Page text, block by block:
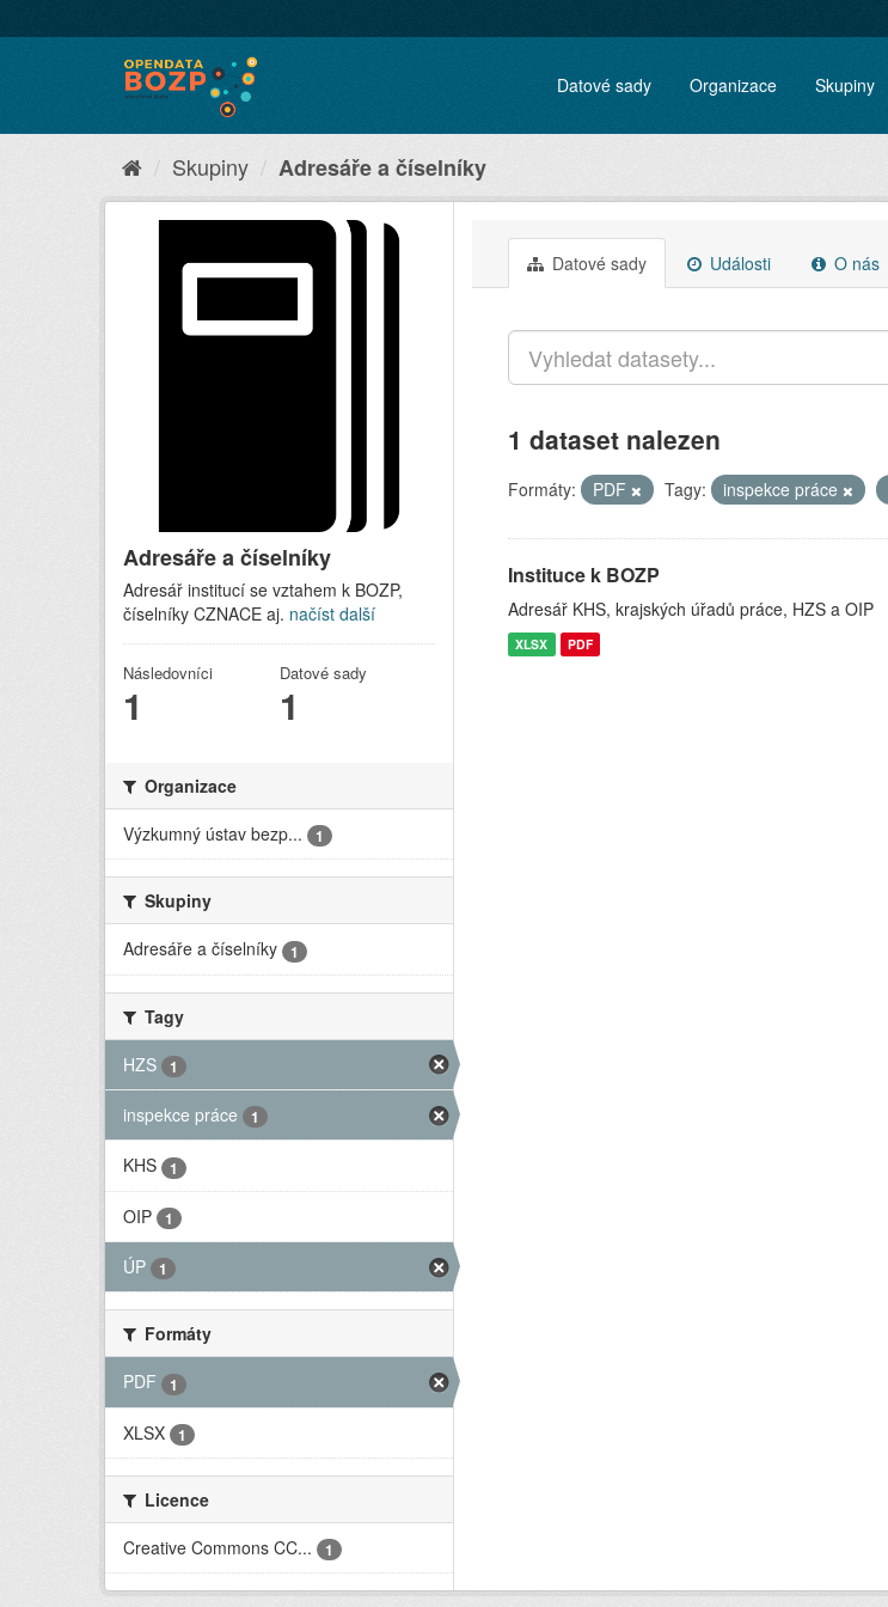
Datové sady Organizace Skupiny
Skupiny Adresáře a číselníky
Adresáře a číselníky
Adresář institucí se vztahem k BOZP,
číselníky CZNACE aj. načíst další
Následovníci
1
Datové sady
1
Organizace
Výzkumný ústav bezp...
1
Skupiny
Adresáře a číselníky
1
Tagy
HZS
1
inspekce práce 1
KHS 1
OIP 1
ÚP 1
Formáty
PDF
1
XLSX 1
Licence
Creative Commons CC...
1
Datové sady Události O nás
1 dataset nalezen
Formáty: PDF Tagy: inspekce práce
Instituce k BOZP
Adresář KHS, krajských úřadů práce, HZS a OIP
XLSX PDF